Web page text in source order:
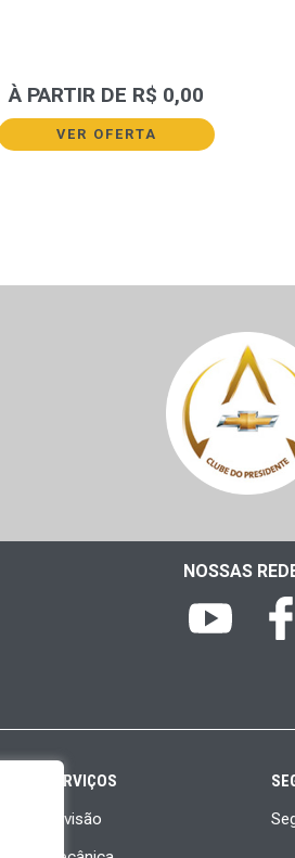
À PARTIR DE R$ 0,00
VER OFERTA
NOSSAS
SERVIÇOS
Revisão